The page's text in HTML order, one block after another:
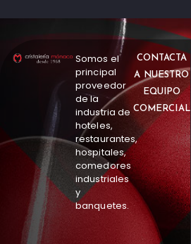
Somos el
principal
proveedor
de la
industria de
hoteles,
restaurantes,
hospitales,
comedores
industriales
y
banquetes.
CONTACTA
A NUESTRO
EQUIPO
COMERCIAL